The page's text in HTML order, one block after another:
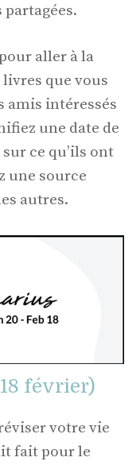
aller à la
que vous
amis intéressés
une date de
ce qu’ils ont
une source
autres.
février)
votre vie
fait pour le